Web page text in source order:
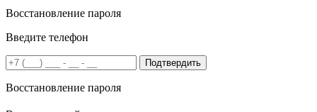
Восстановление пароля
Введите телефон
Подтвердить
Восстановление пароля